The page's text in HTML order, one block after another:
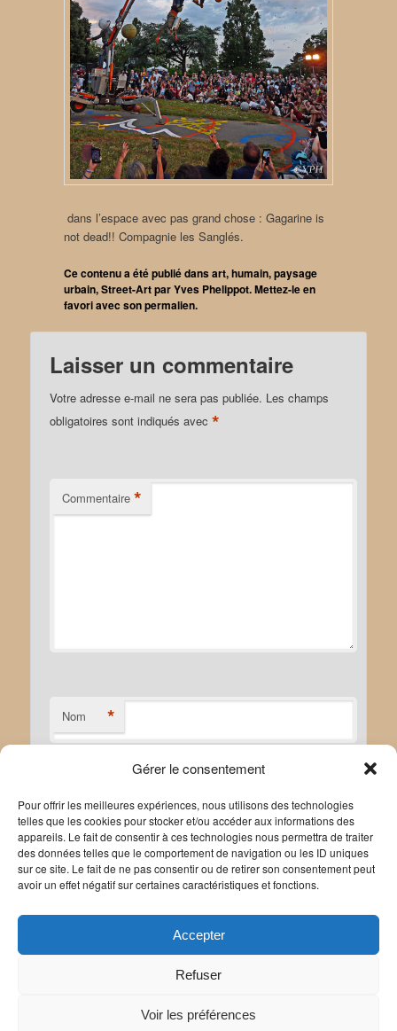
Gérer le consentement
Pour offrir les meilleures expériences, nous utilisons des technologies
telles que les cookies pour stocker et/ou accéder aux informations des
appareils. Le fait de consentir à ces technologies nous permettra de traiter
des données telles que le comportement de navigation ou les ID uniques
sur ce site. Le fait de ne pas consentir ou de retirer son consentement peut
avoir un effet négatif sur certaines caractéristiques et fonctions.
Accepter
Refuser
Voir les préférences
dans l’espace avec pas grand chose : Gagarine is
not dead!! Compagnie les Sanglés.
Ce contenu a été publié dansart,humain,paysage
urbain,Street-ArtparYves Phelippot. Mettez-le en
favori avec sonpermalien.
Laisser un commentaire
Votre adresse e-mail ne sera pas publiée. Les champs
obligatoires sont indiqués avec*
Commentaire *
Nom *
E-mail *
Site web
Politique de confidentialité Politique de cookies